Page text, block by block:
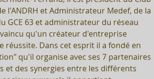
l'ANDRH et Administrateur Medef, de la
GCE 63 et administrateur du réseau
qu'un créateur d'entreprise
réussite. Dans cet esprit il a fondé en
qu'il organise avec ses 7 partenaires
et des synergies entre les différents